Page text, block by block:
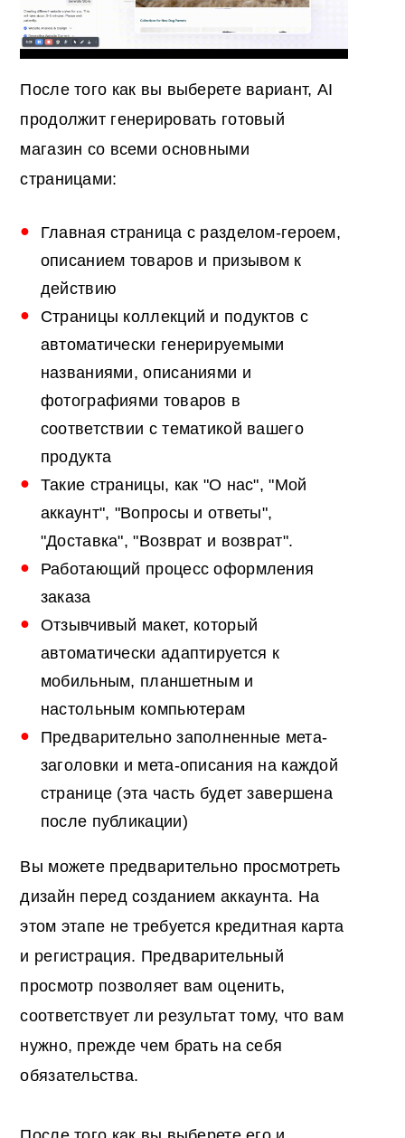
После того как вы выберете вариант, AI
продолжит генерировать готовый
магазин со всеми основными
страницами:
Главная страница с разделом-героем,
описанием товаров и призывом к
действию
Страницы коллекций и подуктов с
автоматически генерируемыми
названиями, описаниями и
фотографиями товаров в
соответствии с тематикой вашего
продукта
Такие страницы, как "О нас", "Мой
аккаунт", "Вопросы и ответы",
"Доставка", "Возврат и возврат".
Работающий процесс оформления
заказа
Отзывчивый макет, который
автоматически адаптируется к
мобильным, планшетным и
настольным компьютерам
Предварительно заполненные мета-
заголовки и мета-описания на каждой
странице (эта часть будет завершена
после публикации)
Вы можете предварительно просмотреть
дизайн перед созданием аккаунта. На
этом этапе не требуется кредитная карта
и регистрация. Предварительный
просмотр позволяет вам оценить,
соответствует ли результат тому, что вам
нужно, прежде чем брать на себя
обязательства.